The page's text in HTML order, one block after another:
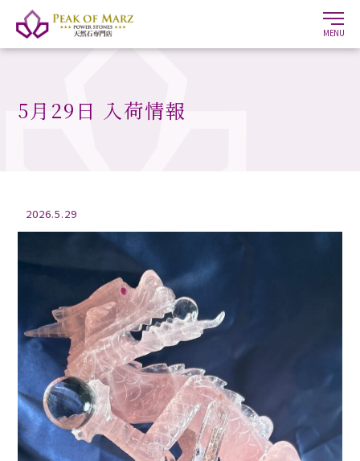
MENU
5月29日 入荷情報
2026.5.29